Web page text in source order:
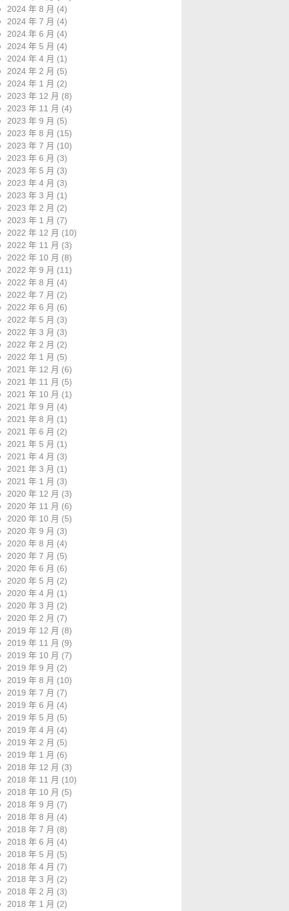
2024 年 8 月 (4)
2024 年 7 月 (4)
2024 年 6 月 (4)
2024 年 5 月 (4)
2024 年 4 月 (1)
2024 年 2 月 (5)
2024 年 1 月 (2)
2023 年 12 月 (8)
2023 年 11 月 (4)
2023 年 9 月 (5)
2023 年 8 月 (15)
2023 年 7 月 (10)
2023 年 6 月 (3)
2023 年 5 月 (3)
2023 年 4 月 (3)
2023 年 3 月 (1)
2023 年 2 月 (2)
2023 年 1 月 (7)
2022 年 12 月 (10)
2022 年 11 月 (3)
2022 年 10 月 (8)
2022 年 9 月 (11)
2022 年 8 月 (4)
2022 年 7 月 (2)
2022 年 6 月 (6)
2022 年 5 月 (3)
2022 年 3 月 (3)
2022 年 2 月 (2)
2022 年 1 月 (5)
2021 年 12 月 (6)
2021 年 11 月 (5)
2021 年 10 月 (1)
2021 年 9 月 (4)
2021 年 8 月 (1)
2021 年 6 月 (2)
2021 年 5 月 (1)
2021 年 4 月 (3)
2021 年 3 月 (1)
2021 年 1 月 (3)
2020 年 12 月 (3)
2020 年 11 月 (6)
2020 年 10 月 (5)
2020 年 9 月 (3)
2020 年 8 月 (4)
2020 年 7 月 (5)
2020 年 6 月 (6)
2020 年 5 月 (2)
2020 年 4 月 (1)
2020 年 3 月 (2)
2020 年 2 月 (7)
2019 年 12 月 (8)
2019 年 11 月 (9)
2019 年 10 月 (7)
2019 年 9 月 (2)
2019 年 8 月 (10)
2019 年 7 月 (7)
2019 年 6 月 (4)
2019 年 5 月 (5)
2019 年 4 月 (4)
2019 年 2 月 (5)
2019 年 1 月 (6)
2018 年 12 月 (3)
2018 年 11 月 (10)
2018 年 10 月 (5)
2018 年 9 月 (7)
2018 年 8 月 (4)
2018 年 7 月 (8)
2018 年 6 月 (4)
2018 年 5 月 (5)
2018 年 4 月 (7)
2018 年 3 月 (2)
2018 年 2 月 (3)
2018 年 1 月 (2)